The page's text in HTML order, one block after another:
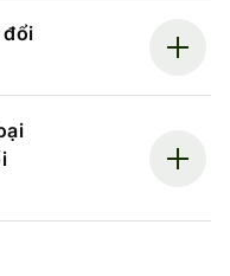
đổi